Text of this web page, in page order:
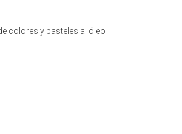
colores y pasteles al óleo